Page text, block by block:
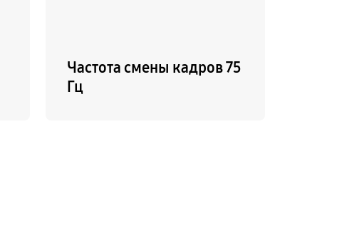
Частота смены кадров 75
Гц